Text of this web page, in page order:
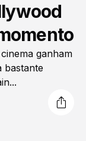
ganham
bastante